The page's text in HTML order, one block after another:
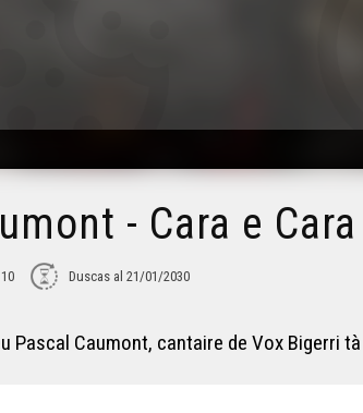
- Cara e Cara
Duscas al 21/01/2030
Pascal Caumont, cantaire de Vox Bigerri